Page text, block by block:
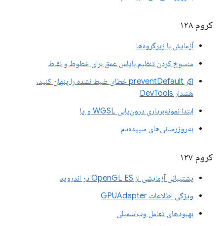
کروم ۱۲۸
آزمایش با زیرگروه‌ها
منسوخ کردن تنظیم بایاس عمق برای خطوط و نقاط
اگر preventDefault خطای ضبط نشده را پنهان کنید،
هشدار DevTools
ابتدا نمونه‌برداری درون‌یابی WGSL و یا
به‌روزرسانی‌های سپیده‌دم
کروم ۱۲۷
پشتیبانی آزمایشی از OpenGL ES در اندروید
ویژگی اطلاعات GPUAdapter
بهبودهای تعامل وب‌اسمبلی